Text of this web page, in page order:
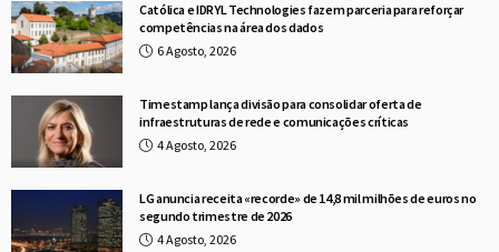
Católica e IDRYL Technologies fazem parceria para reforçar
competências na área dos dados
6 Agosto, 2026
Timestamp lança divisão para consolidar oferta de
infraestruturas de rede e comunicações críticas
4 Agosto, 2026
LG anuncia receita «recorde» de 14,8 mil milhões de euros no
segundo trimestre de 2026
4 Agosto, 2026